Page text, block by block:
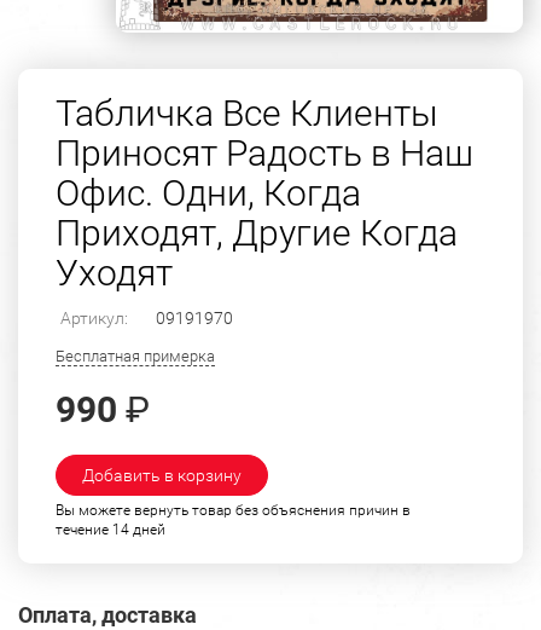
Табличка Все Клиенты
Приносят Радость в Наш
Офис. Одни, Когда
Приходят, Другие Когда
Уходят
Артикул: 09191970
Бесплатная примерка
990 ₽
Добавить в корзину
Вы можете вернуть товар без объяснения причин в
течение 14 дней
Оплата, доставка